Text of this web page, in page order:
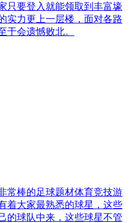
只要登入就能领取到丰富壕
实力更上一层楼，面对各路
于会遗憾败北。
常棒的足球题材体育竞技游
着大家最熟悉的球星，这些
的球队中来，这些球星不管